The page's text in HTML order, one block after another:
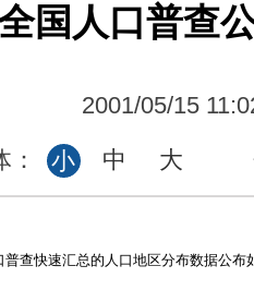
国人口普查
2001/05/15
： 小 中 大
查快速汇总的人口地区分布数据公布